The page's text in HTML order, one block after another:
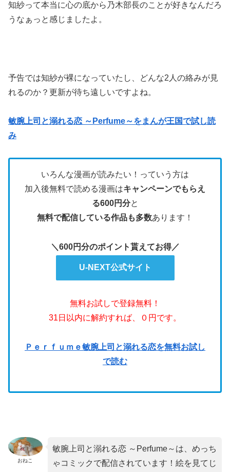
知紗って本当に心の底から乃木部長のことが好きなんだろ
うなぁっと感じましたよ。
予告では知紗が裸になっていたし、どんな2人の絡みが見
れるのか？更新が待ち遠しいですよね。
敏腕上司と溺れる恋 ～Perfume～をまんが王国で試し読
み
いろんな漫画が読みたい！っていう方は
加入後無料で読める漫画はキャンペーンでもらえ
る600円分と
無料で配信している作品も多数あります！
＼600円分のポイント貰えてお得／
U-NEXT公式サイト
無料お試しで登録無料！
31日以内に解約すれば、０円です。
Ｐｅｒｆｕｍｅ敏腕上司と溺れる恋を無料お試し
で読む
おねこ
敏腕上司と溺れる恋 ～Perfume～は、めっち
ゃコミックで配信されています！絵を見てじ